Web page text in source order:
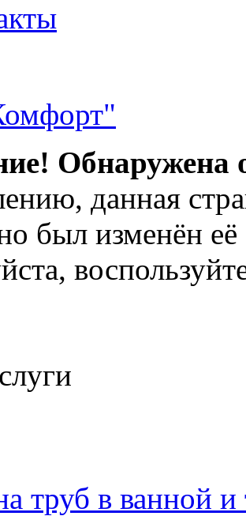
Обнаружена
данная
был изменён её
труб в ванной и